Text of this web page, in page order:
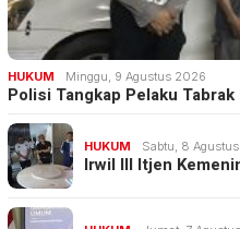
HUKUM Minggu, 9 Agustus 2026
Polisi Tangkap Pelaku
HUKUM Sabtu, 8
Irwil III Itjen